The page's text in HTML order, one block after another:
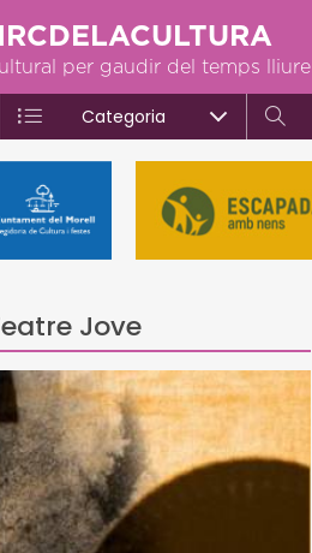
per gaudir del temps lliure
Categoria
Jove